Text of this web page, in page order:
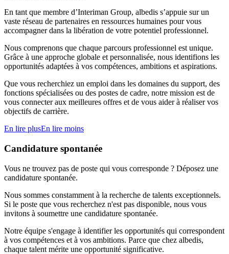
En tant que membre d’Interiman Group, albedis s’appuie sur un
vaste réseau de partenaires en ressources humaines pour vous
accompagner dans la libération de votre potentiel professionnel.
Nous comprenons que chaque parcours professionnel est unique.
Grâce à une approche globale et personnalisée, nous identifions les
opportunités adaptées à vos compétences, ambitions et aspirations.
Que vous recherchiez un emploi dans les domaines du support, des
fonctions spécialisées ou des postes de cadre, notre mission est de
vous connecter aux meilleures offres et de vous aider à réaliser vos
objectifs de carrière.
En lire plusEn lire moins
Candidature spontanée
Vous ne trouvez pas de poste qui vous corresponde ? Déposez une
candidature spontanée.
Nous sommes constamment à la recherche de talents exceptionnels.
Si le poste que vous recherchez n'est pas disponible, nous vous
invitons à soumettre une candidature spontanée.
Notre équipe s'engage à identifier les opportunités qui correspondent
à vos compétences et à vos ambitions. Parce que chez albedis,
chaque talent mérite une opportunité significative.